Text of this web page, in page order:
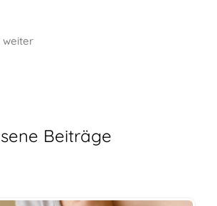
weiter
Beiträge